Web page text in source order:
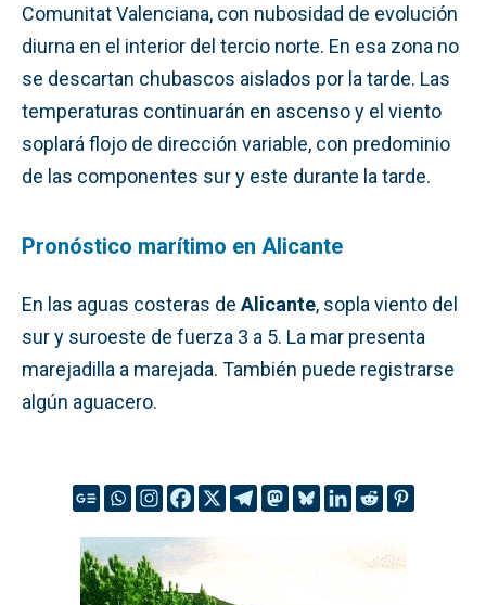
Comunitat Valenciana, con nubosidad de evolución
diurna en el interior del tercio norte. En esa zona no
se descartan chubascos aislados por la tarde. Las
temperaturas continuarán en ascenso y el viento
soplará flojo de dirección variable, con predominio
de las componentes sur y este durante la tarde.
Pronóstico marítimo en Alicante
En las aguas costeras de Alicante, sopla viento del
sur y suroeste de fuerza 3 a 5. La mar presenta
marejadilla a marejada. También puede registrarse
algún aguacero.